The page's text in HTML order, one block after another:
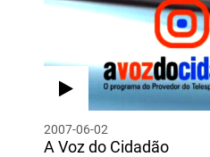
2007-06-02
A Voz do Cidadão